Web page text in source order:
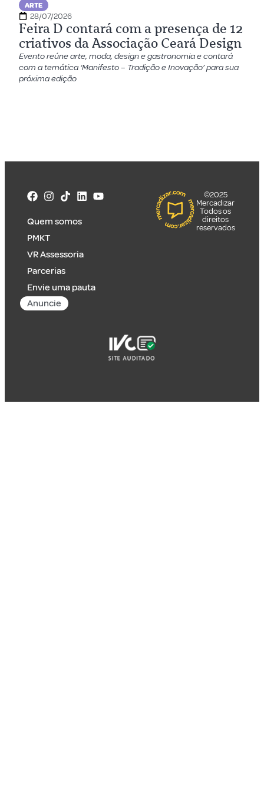
ARTE
28/07/2026
Feira D contará com a presença de 12
criativos da Associação Ceará Design
Evento reúne arte, moda, design e gastronomia e contará
com a temática ‘Manifesto – Tradição e Inovação’ para sua
próxima edição
Quem somos
PMKT
VR Assessoria
Parcerias
Envie uma pauta
Anuncie
©2025
Mercadizar
Todos os
direitos
reservados